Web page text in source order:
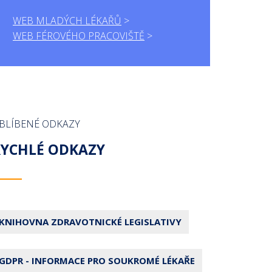
WEB MLADÝCH LÉKAŘŮ
WEB FÉROVÉHO PRACOVIŠTĚ
ODKAZY
ODKAZY
ZDRAVOTNICKÉ LEGISLATIVY
- INFORMACE PRO SOUKROMÉ LÉKAŘE